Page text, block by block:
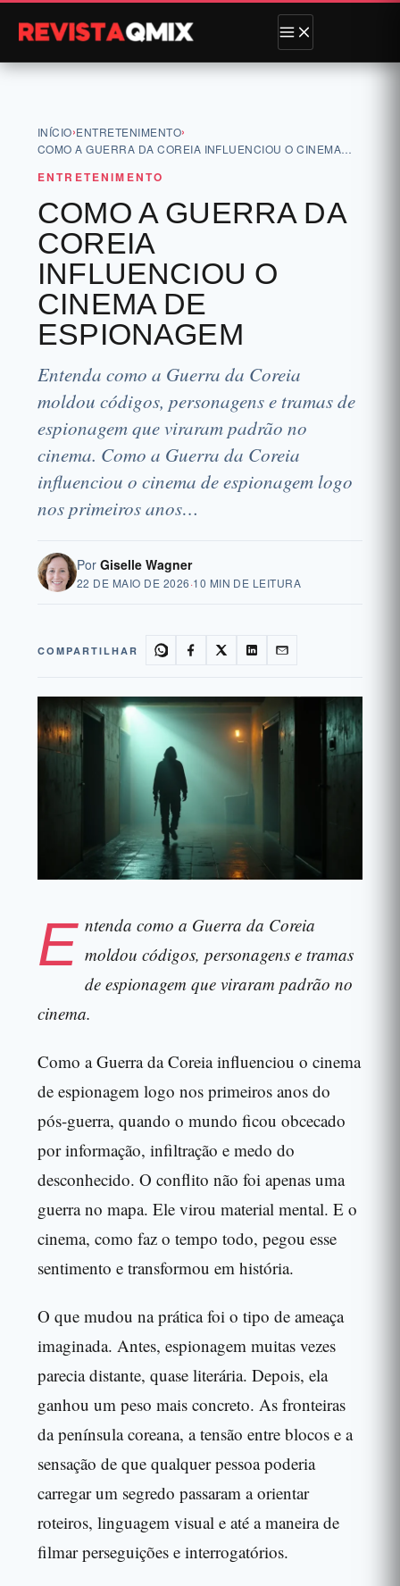
INÍCIO›ENTRETENIMENTO›
COMO A GUERRA DA COREIA INFLUENCIOU O CINEMA…
ENTRETENIMENTO
COMO A GUERRA DA
COREIA
INFLUENCIOU O
CINEMA DE
ESPIONAGEM
Entenda como a Guerra da Coreia
moldou códigos, personagens e tramas de
espionagem que viraram padrão no
cinema. Como a Guerra da Coreia
influenciou o cinema de espionagem logo
nos primeiros anos…
Por Giselle Wagner
22 DE MAIO DE 2026·10 MIN DE LEITURA
COMPARTILHAR
E ntenda como a Guerra da Coreia
moldou códigos, personagens e tramas
de espionagem que viraram padrão no
cinema.
Como a Guerra da Coreia influenciou o cinema
de espionagem logo nos primeiros anos do
pós-guerra, quando o mundo ficou obcecado
por informação, infiltração e medo do
desconhecido. O conflito não foi apenas uma
guerra no mapa. Ele virou material mental. E o
cinema, como faz o tempo todo, pegou esse
sentimento e transformou em história.
O que mudou na prática foi o tipo de ameaça
imaginada. Antes, espionagem muitas vezes
parecia distante, quase literária. Depois, ela
ganhou um peso mais concreto. As fronteiras
da península coreana, a tensão entre blocos e a
sensação de que qualquer pessoa poderia
carregar um segredo passaram a orientar
roteiros, linguagem visual e até a maneira de
filmar perseguições e interrogatórios.